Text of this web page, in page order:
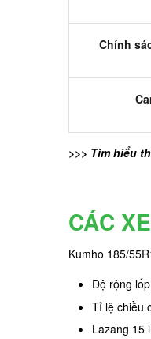
Chính
>>> Tìm hiểu
CÁC
Kumho 185/
Độ rộng
Tỉ lệ chiều
Lazang 15